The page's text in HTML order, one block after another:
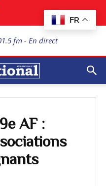
FR
fm - En direct
AF :